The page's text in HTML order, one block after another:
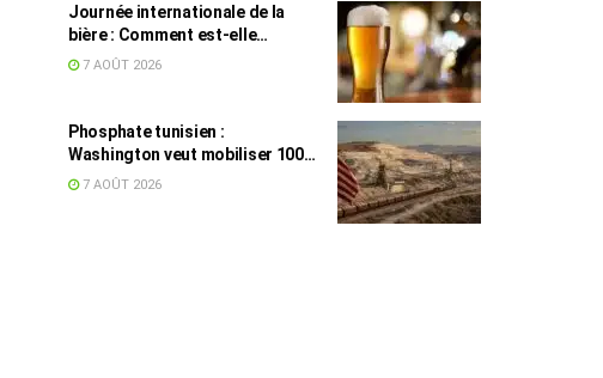
Journée internationale de la
bière : Comment est-elle
devenue une culture en Tunisie ?
7 AOÛT 2026
Phosphate tunisien :
Washington veut mobiliser 100
millions de dollars, avec la Chine
7 AOÛT 2026